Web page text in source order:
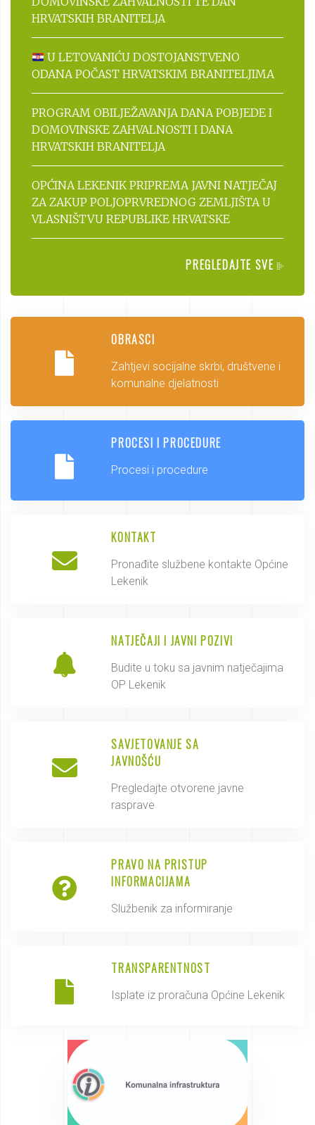
HRVATSKIH BRANITELJA
U LETOVANIĆU DOSTOJANSTVENO
ODANA POČAST HRVATSKIM BRANITELJIMA
PROGRAM OBILJEŽAVANJA DANA POBJEDE I
DOMOVINSKE ZAHVALNOSTI I DANA
HRVATSKIH BRANITELJA
OPĆINA LEKENIK PRIPREMA JAVNI NATJEČAJ
ZA ZAKUP POLJOPRVREDNOG ZEMLJIŠTA U
VLASNIŠTVU REPUBLIKE HRVATSKE
PREGLEDAJTE SVE
OBRASCI
Zahtjevi socijalne skrbi, društvene i
komunalne djelatnosti
PROCESI I PROCEDURE
Procesi i procedure
KONTAKT
Pronađite službene kontakte Općine
Lekenik
NATJEČAJI I JAVNI POZIVI
Budite u toku sa javnim natječajima
OP Lekenik
SAVJETOVANJE SA
JAVNOŠĆU
Pregledajte otvorene javne
rasprave
PRAVO NA PRISTUP
INFORMACIJAMA
Službenik za informiranje
TRANSPARENTNOST
Isplate iz proračuna Općine Lekenik